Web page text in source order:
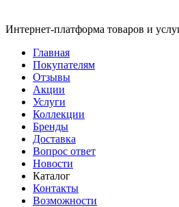
Интернет-платформа товаров и
Главная
Покупателям
Отзывы
Акции
Услуги
Коллекции
Бренды
Доставка
Вопрос ответ
Новости
Каталог
Контакты
Возможности